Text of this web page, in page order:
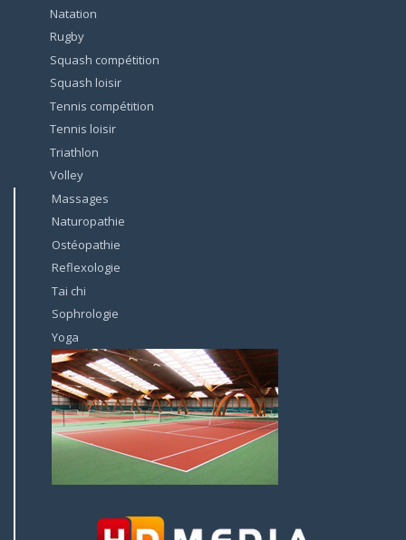
Natation
Rugby
Squash compétition
Squash loisir
Tennis compétition
Tennis loisir
Triathlon
Volley
Massages
Naturopathie
Ostéopathie
Reflexologie
Tai chi
Sophrologie
Yoga